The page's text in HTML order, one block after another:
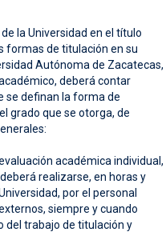
la Universidad en el título
formas de titulación en su
Autónoma de Zacatecas,
deberá contar
se definan la forma de
grado que se otorga, de
académica individual,
realizarse, en horas y
por el personal
siempre y cuando
del trabajo de titulación y